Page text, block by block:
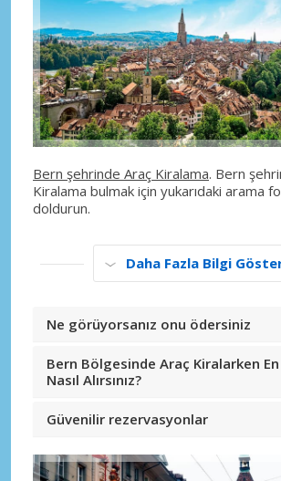
Bern şehrinde Araç Kiralama. Bern
Kiralama bulmak için yukarıdaki arama
doldurun.
Daha Fazla Bilgi
Ne görüyorsanız onu ödersiniz
Bern Bölgesinde Araç Kiralarken En
Nasıl Alırsınız?
Güvenilir rezervasyonlar